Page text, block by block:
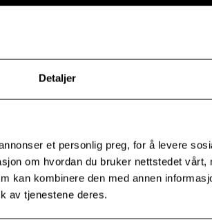
Detaljer
et personlig preg, for å levere
om hvordan du bruker nettstedet vårt,
kan kombinere den med annen
av tjenestene deres.